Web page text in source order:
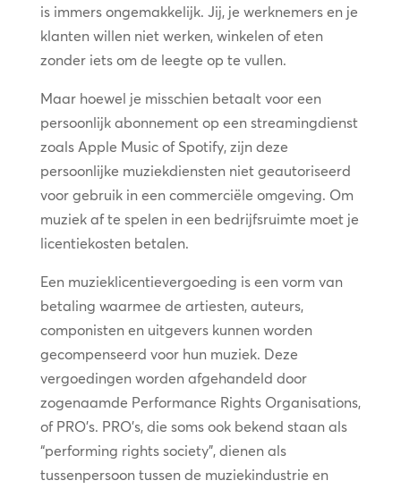
is immers ongemakkelijk. Jij, je werknemers en je
klanten willen niet werken, winkelen of eten
zonder iets om de leegte op te vullen.
Maar hoewel je misschien betaalt voor een
persoonlijk abonnement op een streamingdienst
zoals Apple Music of Spotify, zijn deze
persoonlijke muziekdiensten niet geautoriseerd
voor gebruik in een commerciële omgeving. Om
muziek af te spelen in een bedrijfsruimte moet je
licentiekosten betalen.
Een muzieklicentievergoeding is een vorm van
betaling waarmee de artiesten, auteurs,
componisten en uitgevers kunnen worden
gecompenseerd voor hun muziek. Deze
vergoedingen worden afgehandeld door
zogenaamde Performance Rights Organisations,
of PRO’s. PRO’s, die soms ook bekend staan als
“performing rights society”, dienen als
tussenpersoon tussen de muziekindustrie en